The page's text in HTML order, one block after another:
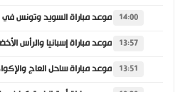
14:00
13:57
13:51